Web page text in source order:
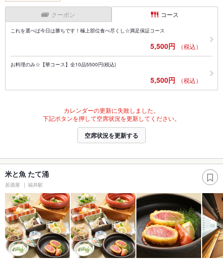
クーポン コース
これを選べば今日は勝ちです！極上部位食べ尽くし☆満足保証コース
5,500円 （税込）
お料理のみ☆【華コース】全10品5500円(税込)
5,500円 （税込）
カレンダーの更新に失敗しました。
下記ボタンを押して空席状況を更新してください。
空席状況を更新する
米と魚 たて涌
居酒屋 福井駅